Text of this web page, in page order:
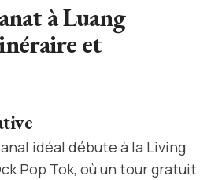
à Luang
et
idéal débute à la Living
Pop Tok, où un tour gratuit